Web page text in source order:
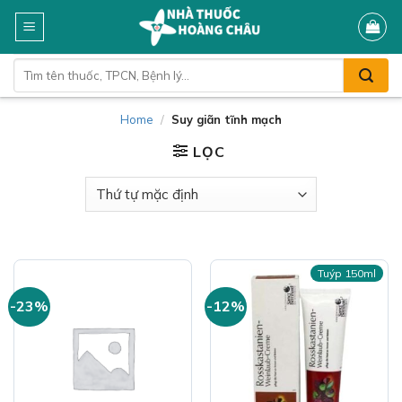
Skip
content
kiếm:
Home / Suy giãn tĩnh mạch
LỌC
-23% -12%
Tuýp 150ml